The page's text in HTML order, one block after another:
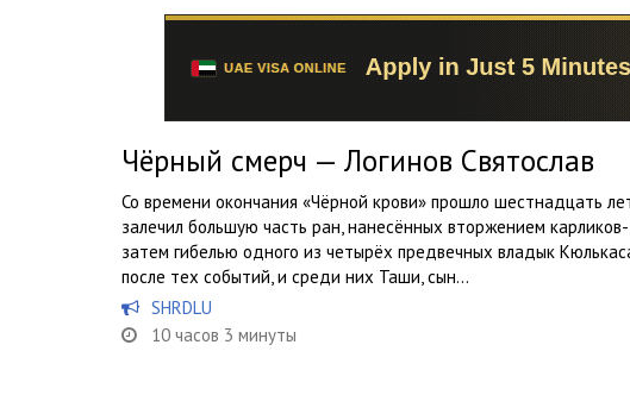
Чёрный смерч — Логинов Святослав
Со времени окончания «Чёрной крови» прошло шестнадцать
залечил большую часть ран, нанесённых вторжением
затем гибелью одного из четырёх предвечных владык
после тех событий, и среди них Таши, сын...
SHRDLU
10 часов 3 минуты